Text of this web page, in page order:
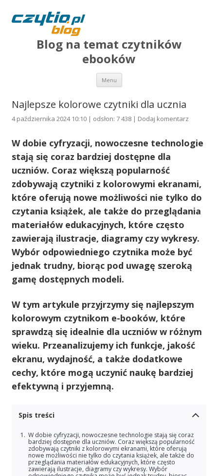
Blog na temat czytników
ebooków
Menu Przejdź do treści
Najlepsze kolorowe czytniki dla ucznia
4 października 2024 10:10 | odsłon: 7 438 | Dodaj komentarz
W dobie cyfryzacji, nowoczesne technologie
stają się coraz bardziej dostępne dla
uczniów. Coraz większą popularność
zdobywają czytniki z kolorowymi ekranami,
które oferują nowe możliwości nie tylko do
czytania książek, ale także do przeglądania
materiałów edukacyjnych, które często
zawierają ilustracje, diagramy czy wykresy.
Wybór odpowiedniego czytnika może być
jednak trudny, biorąc pod uwagę szeroką
gamę dostępnych modeli.
W tym artykule przyjrzymy się najlepszym
kolorowym czytnikom e-booków, które
sprawdzą się idealnie dla uczniów w różnym
wieku. Przeanalizujemy ich funkcje, jakość
ekranu, wydajność, a także dodatkowe
cechy, które mogą uczynić naukę bardziej
efektywną i przyjemną.
Spis treści
W dobie cyfryzacji, nowoczesne technologie stają się coraz
bardziej dostępne dla uczniów. Coraz większą popularność
zdobywają czytniki z kolorowymi ekranami, które oferują
nowe możliwości nie tylko do czytania książek, ale także do
przeglądania materiałów edukacyjnych, które często
zawierają ilustracje, diagramy czy wykresy. Wybór